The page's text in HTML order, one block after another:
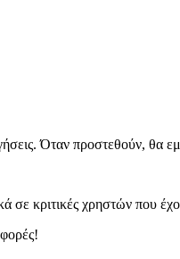
Όταν προστεθούν, θα
σε κριτικές χρηστών που